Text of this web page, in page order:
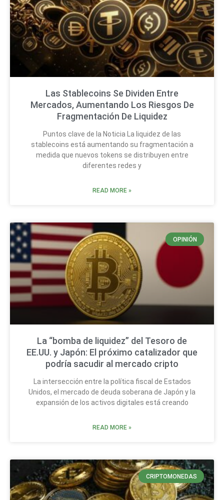
Las Stablecoins Se Dividen Entre
Mercados, Aumentando Los Riesgos De
Fragmentación De Liquidez
Puntos clave de la Noticia La liquidez de las
stablecoins está aumentando su fragmentación a
medida que nuevos tokens se distribuyen entre
diferentes redes y
READ MORE »
OPINIÓN
La “bomba de liquidez” del Tesoro de
EE.UU. y Japón: El próximo catalizador que
podría sacudir al mercado cripto
La intersección entre la política fiscal de Estados
Unidos, el mercado de deuda soberana de Japón y la
expansión de los activos digitales está creando
READ MORE »
CRIPTOMONEDAS